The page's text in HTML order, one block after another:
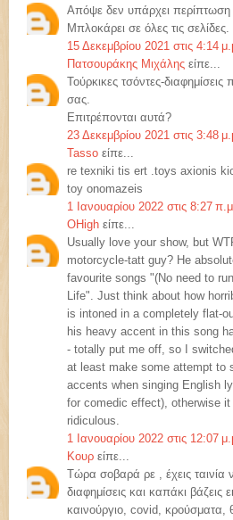
Απόψε δεν υπάρχει
Μπλοκάρει σε όλες τις σελίδες.
15 Δεκεμβρίου 2021 στις 4:14
Πατσουράκης Μιχάλης είπε...
Τούρκικες τσόντες-
σας.
Επιτρέπονται αυτά?
23 Δεκεμβρίου 2021 στις 3:48
Tasso είπε...
re texniki tis ert .toys axionis
toy onomazeis
1 Ιανουαρίου 2022 στις 8:27
OHigh είπε...
Usually love your show, but
motorcycle-tatt guy? He
favourite songs "(No need to
Life". Just think about how
is intoned in a completely flat-
his heavy accent in this song
- totally put me off, so I
at least make some attempt to
accents when singing English
for comedic effect), otherwise
ridiculous.
1 Ιανουαρίου 2022 στις 12:07
Κουρ είπε...
Τώρα σοβαρά ρε , έχεις ταινία
διαφημίσεις και καπάκι βάζεις
καινούργιο, covid, κρούσματα,